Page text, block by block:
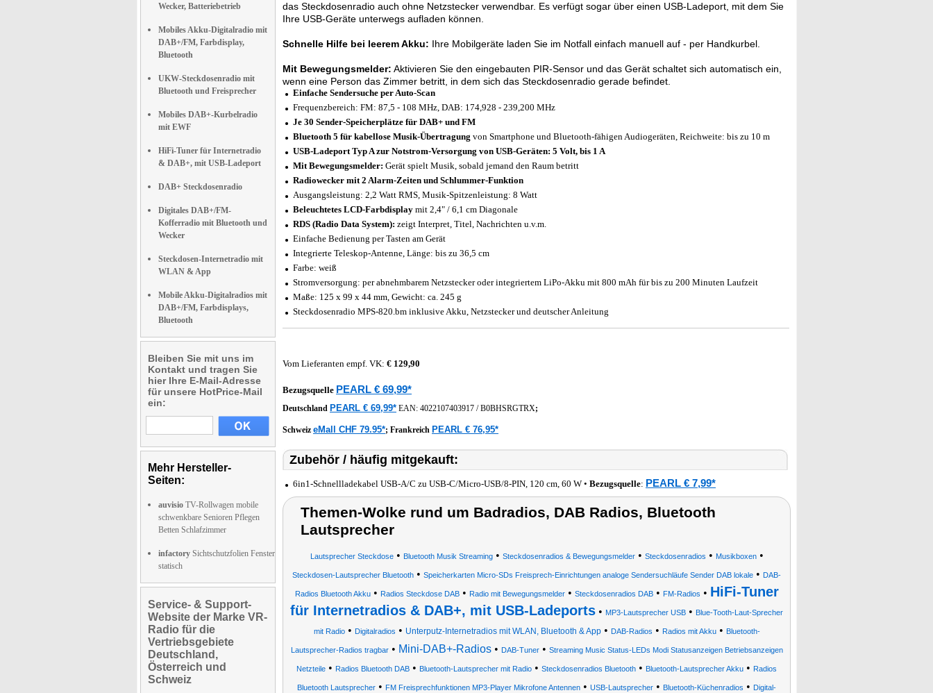
Wecker, Batteriebetrieb
Mobiles Akku-Digitalradio mit
DAB+/FM, Farbdisplay,
Bluetooth
UKW-Steckdosenradio mit
Bluetooth und Freisprecher
Mobiles DAB+-Kurbelradio
mit EWF
HiFi-Tuner für Internetradio
& DAB+, mit USB-Ladeport
DAB+ Steckdosenradio
Digitales DAB+/FM-
Kofferradio mit Bluetooth und
Wecker
Steckdosen-Internetradio mit
WLAN & App
Mobile Akku-Digitalradios mit
DAB+/FM, Farbdisplays,
Bluetooth
Bleiben Sie mit uns im
Kontakt und tragen Sie
hier Ihre E-Mail-Adresse
für unsere HotPrice-Mail
ein:
Mehr Hersteller-
Seiten:
auvisio TV-Rollwagen mobile
schwenkbare Senioren Pflegen
Betten Schlafzimmer
infactory Sichtschutzfolien Fenster
statisch
Service- & Support-
Website der Marke VR-
Radio für die
Vertriebsgebiete
Deutschland,
Österreich und
Schweiz
das Steckdosenradio auch ohne Netzstecker verwendbar. Es verfügt sogar über einen USB-Ladeport, mit dem Sie
Ihre USB-Geräte unterwegs aufladen können.
Schnelle Hilfe bei leerem Akku: Ihre Mobilgeräte laden Sie im Notfall einfach manuell auf - per Handkurbel.
Mit Bewegungsmelder: Aktivieren Sie den eingebauten PIR-Sensor und das Gerät schaltet sich automatisch ein,
wenn eine Person das Zimmer betritt, in dem sich das Steckdosenradio gerade befindet.
Einfache Sendersuche per Auto-Scan
Frequenzbereich: FM: 87,5 - 108 MHz, DAB: 174,928 - 239,200 MHz
Je 30 Sender-Speicherplätze für DAB+ und FM
Bluetooth 5 für kabellose Musik-Übertragung von Smartphone und Bluetooth-fähigen Audiogeräten, Reichweite: bis zu 10 m
USB-Ladeport Typ A zur Notstrom-Versorgung von USB-Geräten: 5 Volt, bis 1 A
Mit Bewegungsmelder: Gerät spielt Musik, sobald jemand den Raum betritt
Radiowecker mit 2 Alarm-Zeiten und Schlummer-Funktion
Ausgangsleistung: 2,2 Watt RMS, Musik-Spitzenleistung: 8 Watt
Beleuchtetes LCD-Farbdisplay mit 2,4" / 6,1 cm Diagonale
RDS (Radio Data System): zeigt Interpret, Titel, Nachrichten u.v.m.
Einfache Bedienung per Tasten am Gerät
Integrierte Teleskop-Antenne, Länge: bis zu 36,5 cm
Farbe: weiß
Stromversorgung: per abnehmbarem Netzstecker oder integriertem LiPo-Akku mit 800 mAh für bis zu 200 Minuten Laufzeit
Maße: 125 x 99 x 44 mm, Gewicht: ca. 245 g
Steckdosenradio MPS-820.bm inklusive Akku, Netzstecker und deutscher Anleitung
Vom Lieferanten empf. VK: € 129,90
Bezugsquelle PEARL € 69,99*
Deutschland PEARL € 69,99* EAN: 4022107403917 /B0BHSRGTRX;
Schweiz eMall CHF 79.95*; Frankreich PEARL € 76,95*
Zubehör / häufig mitgekauft:
6in1-Schnellladekabel USB-A/C zu USB-C/Micro-USB/8-PIN, 120 cm, 60 W • Bezugsquelle: PEARL € 7,99*
Themen-Wolke rund um Badradios, DAB Radios, Bluetooth
Lautsprecher
Lautsprecher Steckdose• Bluetooth Musik Streaming• Steckdosenradios & Bewegungsmelder• Steckdosenradios • Musikboxen•
Steckdosen-Lautsprecher Bluetooth • Speicherkarten Micro-SDs Freisprech-Einrichtungen analoge Sendersuchläufe Sender DAB lokale • DAB-
Radios Bluetooth Akku• Radios Steckdose DAB• Radio mit Bewegungsmelder• Steckdosenradios DAB• FM-Radios • HiFi-Tuner
für Internetradios & DAB+, mit USB-Ladeports • MP3-Lautsprecher USB • Blue-Tooth-Laut-Sprecher
mit Radio• Digitalradios • Unterputz-Internetradios mit WLAN, Bluetooth & App• DAB-Radios • Radios mit Akku• Bluetooth-
Lautsprecher-Radios tragbar• Mini-DAB+-Radios• DAB-Tuner• Streaming Music Status-LEDs Modi Statusanzeigen Betriebsanzeigen
Netzteile • Radios Bluetooth DAB • Bluetooth-Lautsprecher mit Radio • Steckdosenradios Bluetooth • Bluetooth-Lautsprecher Akku • Radios
Bluetooth Lautsprecher • FM Freisprechfunktionen MP3-Player Mikrofone Antennen • USB-Lautsprecher • Bluetooth-Küchenradios • Digital-